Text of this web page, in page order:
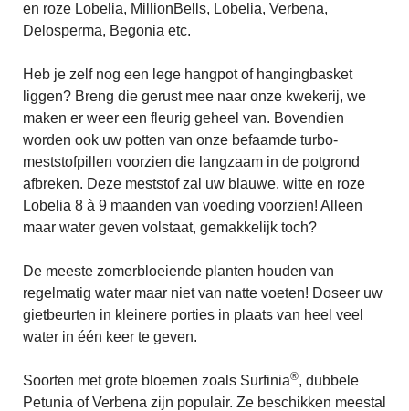
en roze Lobelia, MillionBells, Lobelia, Verbena,
Delosperma, Begonia etc.
Heb je zelf nog een lege hangpot of hangingbasket
liggen? Breng die gerust mee naar onze kwekerij, we
maken er weer een fleurig geheel van. Bovendien
worden ook uw potten van onze befaamde turbo-
meststofpillen voorzien die langzaam in de potgrond
afbreken. Deze meststof zal uw blauwe, witte en roze
Lobelia 8 à 9 maanden van voeding voorzien! Alleen
maar water geven volstaat, gemakkelijk toch?
De meeste zomerbloeiende planten houden van
regelmatig water maar niet van natte voeten! Doseer uw
gietbeurten in kleinere porties in plaats van heel veel
water in één keer te geven.
Soorten met grote bloemen zoals Surfinia®, dubbele
Petunia of Verbena zijn populair. Ze beschikken meestal